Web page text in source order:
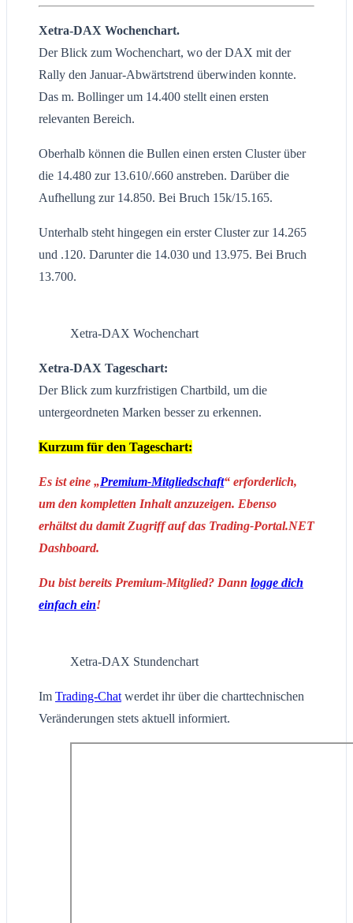
Xetra-DAX Wochenchart.
Der Blick zum Wochenchart, wo der DAX mit der
Rally den Januar-Abwärtstrend überwinden konnte.
Das m. Bollinger um 14.400 stellt einen ersten
relevanten Bereich.
Oberhalb können die Bullen einen ersten Cluster über
die 14.480 zur 13.610/.660 anstreben. Darüber die
Aufhellung zur 14.850. Bei Bruch 15k/15.165.
Unterhalb steht hingegen ein erster Cluster zur 14.265
und .120. Darunter die 14.030 und 13.975. Bei Bruch
13.700.
Xetra-DAX Wochenchart
Xetra-DAX Tageschart:
Der Blick zum kurzfristigen Chartbild, um die
untergeordneten Marken besser zu erkennen.
Kurzum für den Tageschart:
Es ist eine „Premium-Mitgliedschaft“ erforderlich,
um den kompletten Inhalt anzuzeigen. Ebenso
erhältst du damit Zugriff auf das Trading-Portal.NET
Dashboard.
Du bist bereits Premium-Mitglied? Dann logge dich
einfach ein!
Xetra-DAX Stundenchart
Im Trading-Chat werdet ihr über die charttechnischen
Veränderungen stets aktuell informiert.